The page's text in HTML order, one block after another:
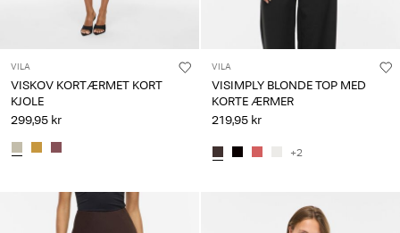
VILA
VISKOV KORTÆRMET KORT
KJOLE
299,95 kr
VILA
VISIMPLY BLONDE TOP MED
KORTE ÆRMER
219,95 kr
+2